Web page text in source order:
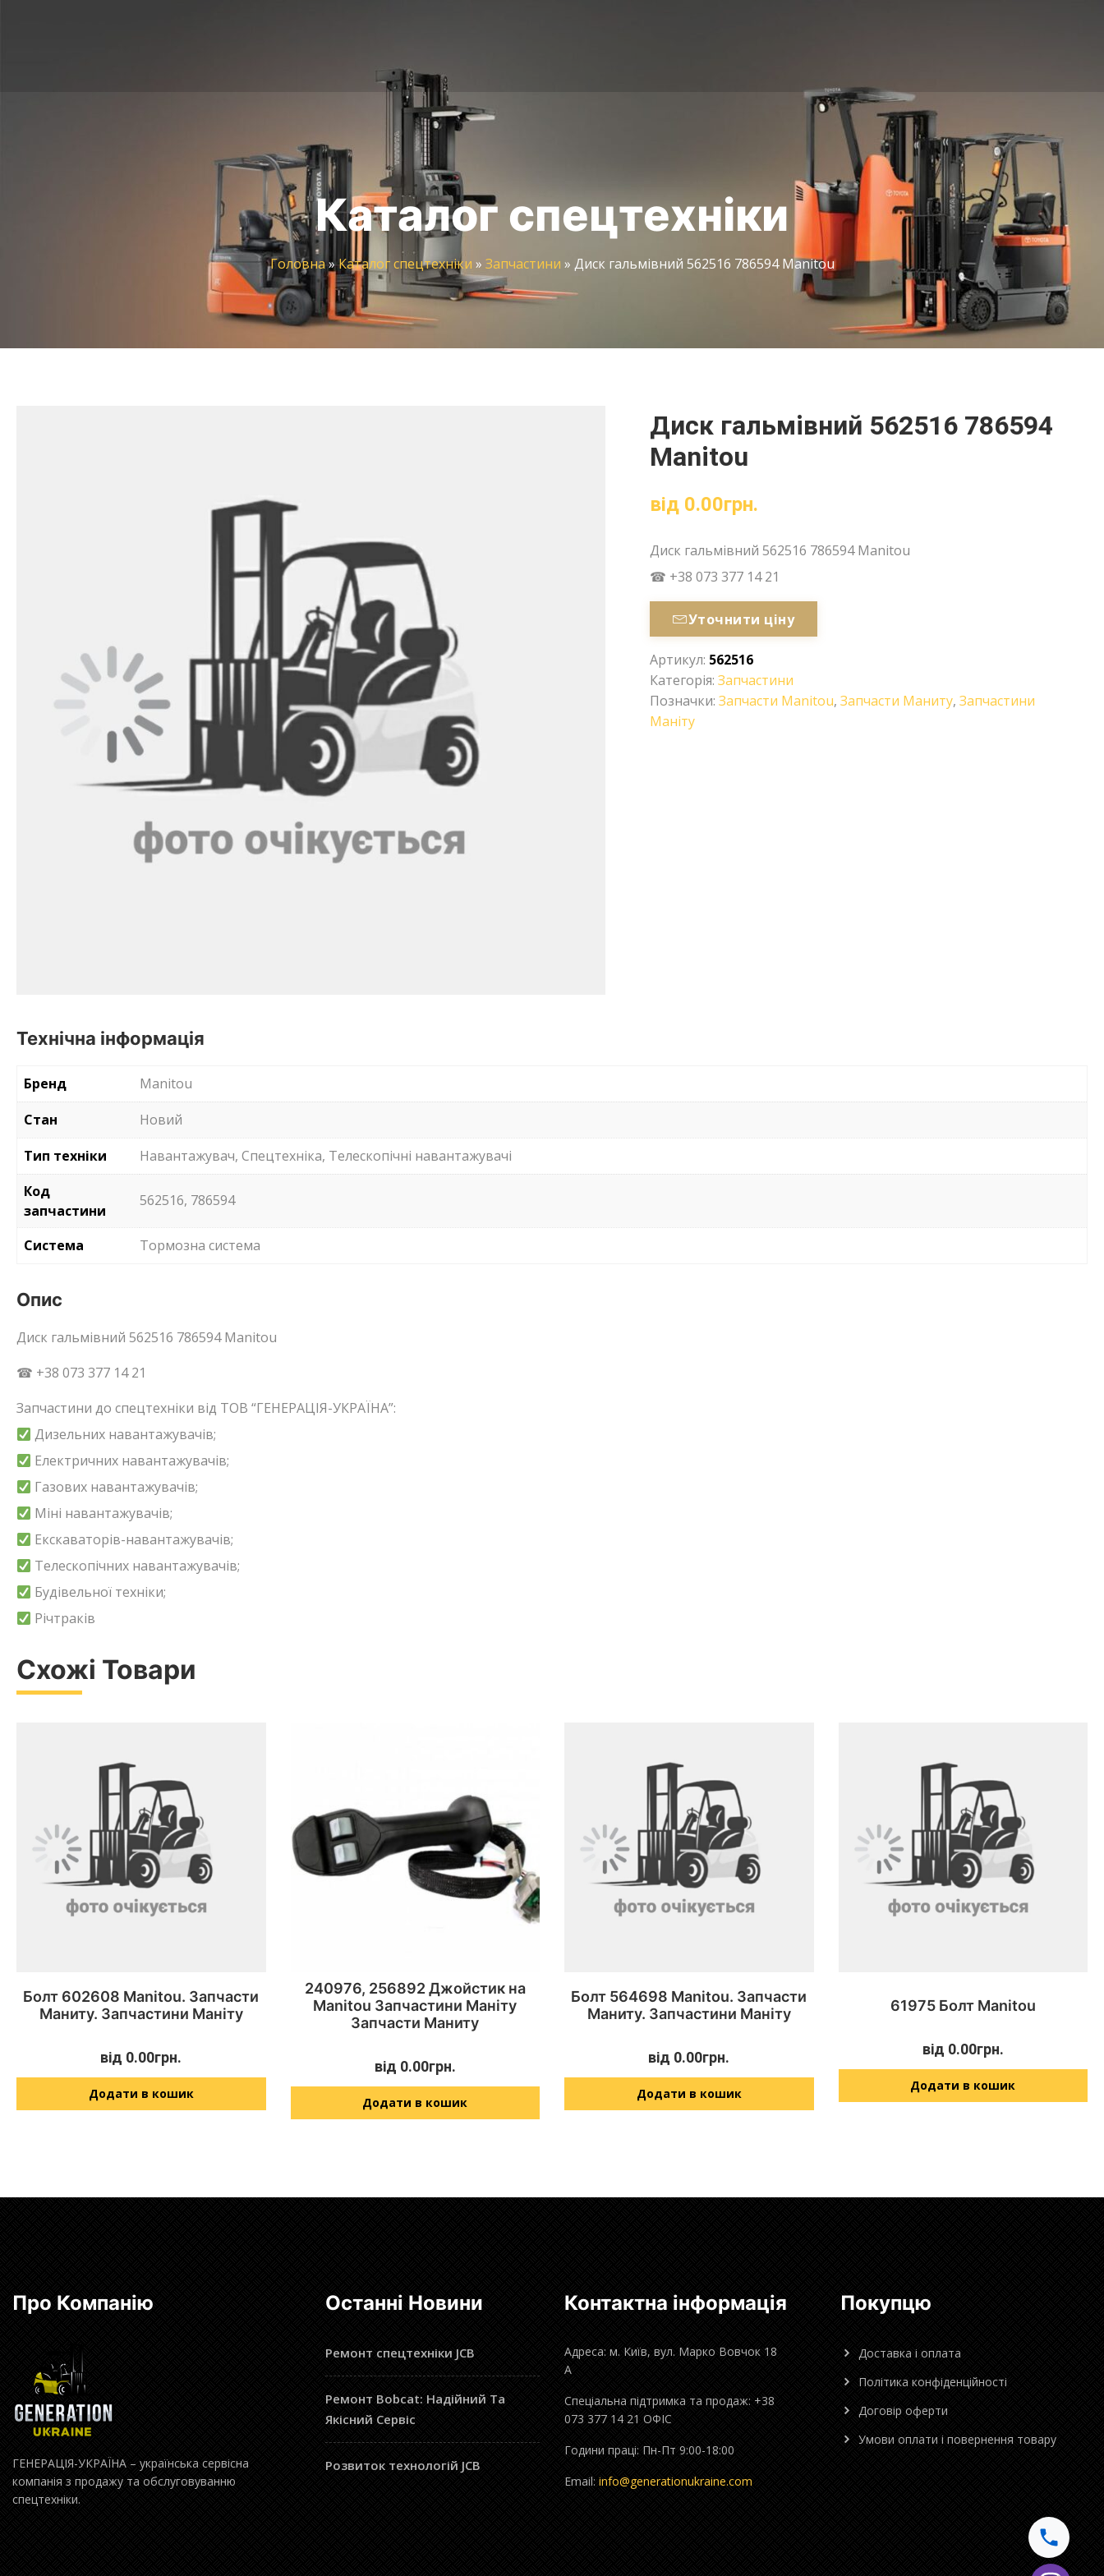
Каталог спецтехніки
Головна » Каталог спецтехніки » Запчастини » Диск гальмівний 562516 786594 Manitou
Диск гальмівний 562516 786594
Manitou
від 0.00грн.
Диск гальмівний 562516 786594 Manitou
☎ +38 073 377 14 21
Уточнити ціну
Артикул: 562516
Категорія:Запчастини
Позначки:Запчасти Manitou,Запчасти Маниту,Запчастини
Маніту
Технічна інформація
Бренд
Manitou
Стан
Новий
Тип техніки
Навантажувач, Спецтехніка, Телескопічні навантажувачі
Код
запчастини
562516, 786594
Система Тормозна система
Опис
Диск гальмівний 562516 786594 Manitou
☎ +38 073 377 14 21
Запчастини до спецтехніки від ТОВ “ГЕНЕРАЦІЯ-УКРАЇНА”:
Дизельних навантажувачів;
Електричних навантажувачів;
Газових навантажувачів;
Міні навантажувачів;
Екскаваторів-навантажувачів;
Телескопічних навантажувачів;
Будівельної техніки;
Річтраків
Схожі Товари
Болт 602608 Manitou. Запчасти
Маниту. Запчастини Маніту
від 0.00грн.
Додати в кошик
240976, 256892 Джойстик на
Manitou Запчастини Маніту
Запчасти Маниту
від 0.00грн.
Додати в кошик
Болт 564698 Manitou. Запчасти
Маниту. Запчастини Маніту
від 0.00грн.
Додати в кошик
61975 Болт Manitou
від 0.00грн.
Додати в кошик
Про Компанію
ГЕНЕРАЦІЯ-УКРАЇНА – українська сервісна
компанія з продажу та обслуговуванню
спецтехніки.
Останні Новини
Ремонт спецтехніки JCB
Ремонт Bobcat: Надійний Та
Якісний Сервіс
Розвиток технологій JCB
Контактна інформація
Адреса: м. Київ, вул. Марко Вовчок 18
А
Спеціальна підтримка та продаж: +38
073 377 14 21 ОФІС
Години праці: Пн-Пт 9:00-18:00
Email: info@generationukraine.com
Покупцю
Доставка і оплата
Політика конфіденційності
Договір оферти
Умови оплати і повернення товару